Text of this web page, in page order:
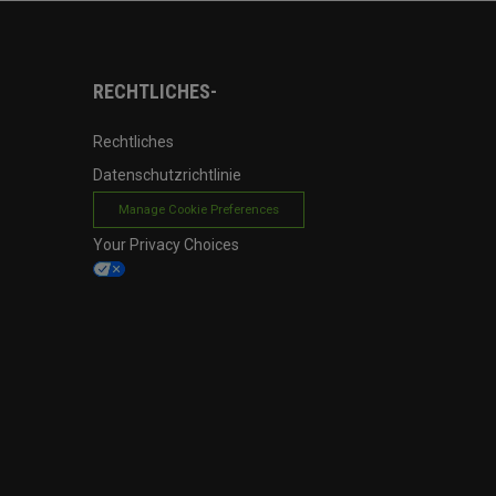
RECHTLICHES-
Rechtliches
Datenschutzrichtlinie
Manage Cookie Preferences
Your Privacy Choices